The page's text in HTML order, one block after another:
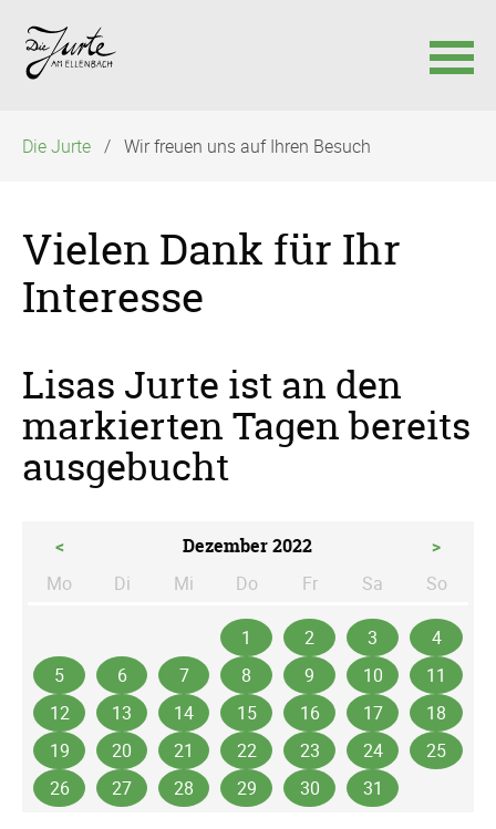
überspringen
Die Jurte Wir freuen uns auf Ihren Besuch
Vielen Dank für Ihr
Interesse
Lisas Jurte ist an den
markierten Tagen bereits
ausgebucht
< Dezember 2022
>
Mo
Di enstagMi ttwochDo nnerstag
Fr Sa mstagSo
1 2 3
4
5
6 7 8 9 10
11
12
13 14 15 16 17
18
19
20 21 22 23 24
25
26
27 28 29 30 31